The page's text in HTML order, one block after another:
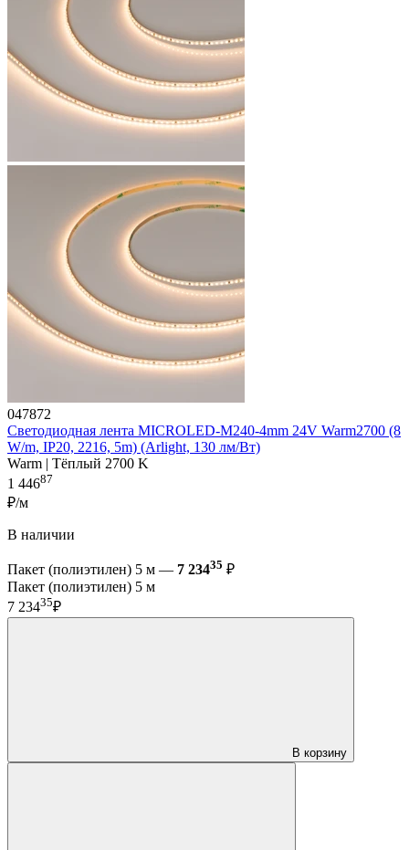
047872
Светодиодная лента MICROLED-M240-4mm 24V Warm2700 (8
W/m, IP20, 2216, 5m) (Arlight, 130 лм/Вт)
Warm | Тёплый 2700 K
1 44687
₽/м
В наличии
Пакет (полиэтилен) 5 м — 7 23435 ₽
Пакет (полиэтилен) 5 м
7 23435₽
В корзину